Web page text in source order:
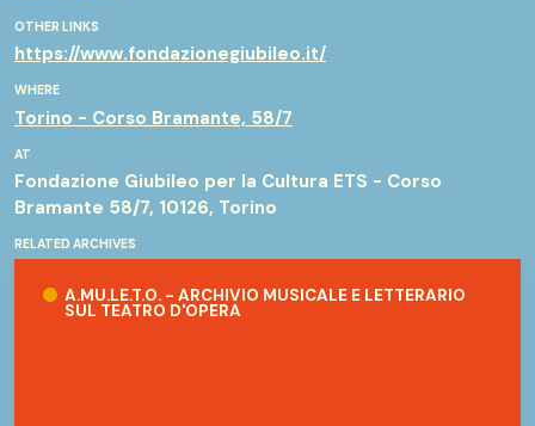
OTHER LINKS
https://www.fondazionegiubileo.it/
WHERE
Torino - Corso Bramante, 58/7
AT
Fondazione Giubileo per la Cultura ETS - Corso
Bramante 58/7, 10126, Torino
RELATED ARCHIVES
A.MU.LE.T.O. - ARCHIVIO MUSICALE E LETTERARIO
SUL TEATRO D'OPERA